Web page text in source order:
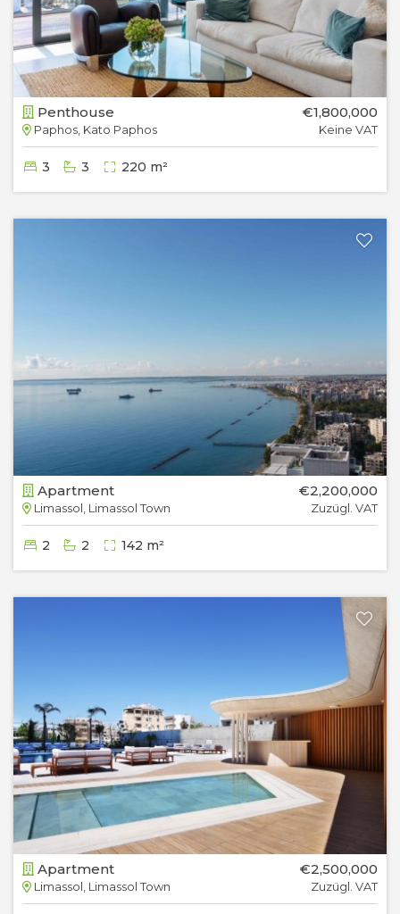
Penthouse
Paphos, Kato Paphos
€1,800,000
Keine VAT
3 3 220 m²
Apartment
Limassol, Limassol Town
€2,200,000
Zuzügl. VAT
2 2 142 m²
Apartment
Limassol, Limassol Town
€2,500,000
Zuzügl. VAT